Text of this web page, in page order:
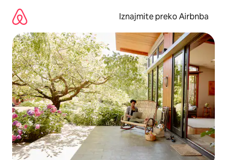
sadržaj
Iznajmite preko Airbnba